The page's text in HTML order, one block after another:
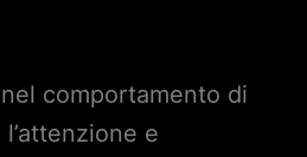
comportamento di
e